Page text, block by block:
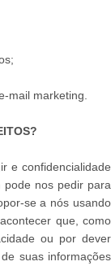
mail marketing.
e confidencialidade
pode nos pedir para
se a nós usando
que, como
ou por dever
suas informações